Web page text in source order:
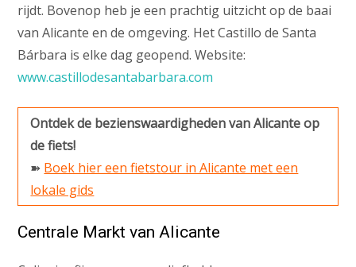
rijdt. Bovenop heb je een prachtig uitzicht op de baai
van Alicante en de omgeving. Het Castillo de Santa
Bárbara is elke dag geopend. Website:
www.castillodesantabarbara.com
Ontdek de bezienswaardigheden van Alicante op
de fiets!
➽ Boek hier een fietstour in Alicante met een
lokale gids
Centrale Markt van Alicante